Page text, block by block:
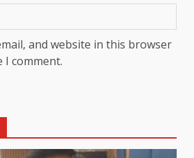
and website in this browser
comment.